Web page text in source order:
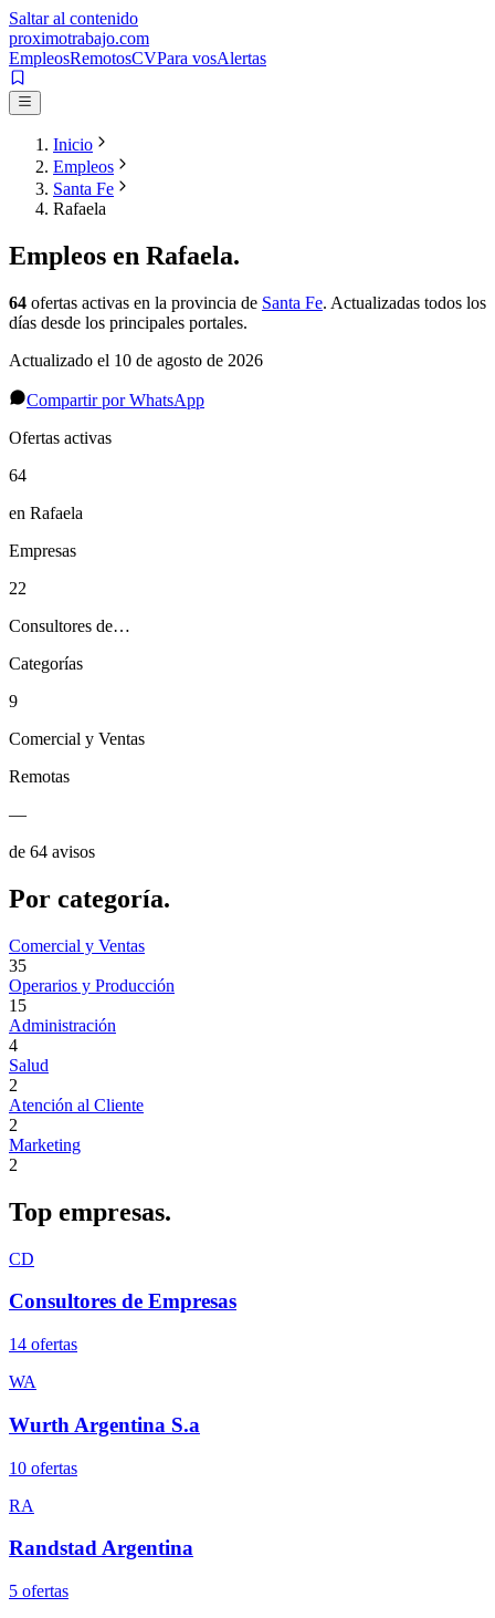
Saltar al contenido
proximotrabajo.com
EmpleosRemotosCVPara vosAlertas
Inicio
Empleos
Santa Fe
Rafaela
Empleos en Rafaela.
64 ofertas activas en la provincia de Santa Fe. Actualizadas todos los
días desde los principales portales.
Actualizado el 10 de agosto de 2026
Compartir por WhatsApp
Ofertas activas
64
en Rafaela
Empresas
22
Consultores de…
Categorías
9
Comercial y Ventas
Remotas
—
de 64 avisos
Por categoría.
Comercial y Ventas
35
Operarios y Producción
15
Administración
4
Salud
2
Atención al Cliente
2
Marketing
2
Top empresas.
CD
Consultores de Empresas
14 ofertas
WA
Wurth Argentina S.a
10 ofertas
RA
Randstad Argentina
5 ofertas